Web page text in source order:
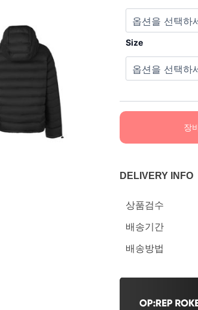
Size
장
DELIVERY INFO
상품검수
배송기간
배송방법